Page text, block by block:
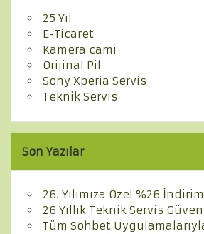
25 Yıl
E-Ticaret
Kamera camı
Orijinal Pil
Sony Xperia Servis
Teknik Servis
Son Yazılar
26. Yılımıza Özel %26 İndirim
26 Yıllık Teknik Servis
Tüm Sohbet